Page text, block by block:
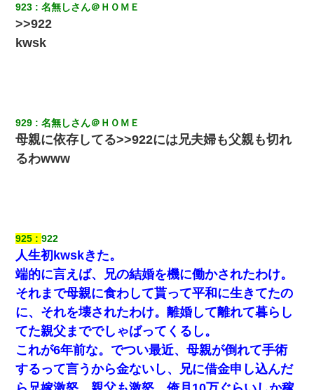
テレワーク上司「会議中はカメラ付けろ！」女社員「え、事前連
絡無しは無理」上司「いいから付けろ！」→
姉旦那の友達「ほんとのパパだよ～」私のお腹を触ってほざく。
→思わず手を叩いて振り払ったら…
【衝撃】嫁父の会社に勤続１０年、手取り１４万 → 俺「２２万も
らえる会社から誘われた。転職したい」義父「クビ！（激怒」嫁
「離婚！（激怒」
彼にプロポーズされたんだけど、実は資産家だと知って婚約破棄
した。B子「A男くんと別れたって本当？私が付き合ってもい
い？」
男だけどリベンジポノレノの被害者になって未だに人生が立ち直
せない
923 名無しさん＠ＨＯＭＥ
>>922
kwsk
929 名無しさん＠ＨＯＭＥ
母親に依存してる>>922には兄夫婦も父親も切れ
るわwww
925 922
人生初kwskきた。
端的に言えば、兄の結婚を機に働かされたわけ。
それまで母親に食わして貰って平和に生きてたの
に、それを壊されたわけ。離婚して離れて暮らし
てた親父まででしゃばってくるし。
これが6年前な。でつい最近、母親が倒れて手術
するって言うから金ないし、兄に借金申し込んだ